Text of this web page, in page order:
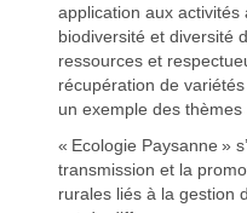
application aux
biodiversité et diversité
ressources et
récupération de
un exemple des thèmes
« Ecologie Paysanne »
transmission et la
rurales liés à la gestion